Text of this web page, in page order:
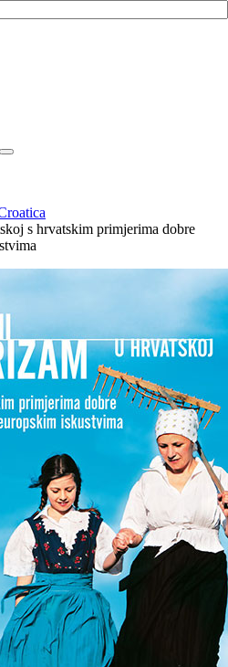
s hrvatskim primjerima dobre